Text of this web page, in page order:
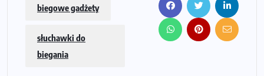
biegowe gadżety
słuchawki do
biegania